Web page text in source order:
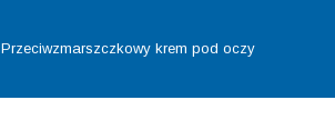
WEBSITE
Przeciwzmarszczkowy krem pod oczy